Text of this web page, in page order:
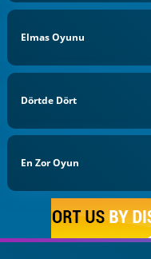
Elmas Oyunu
Dörtde Dört
En Zor Oyun